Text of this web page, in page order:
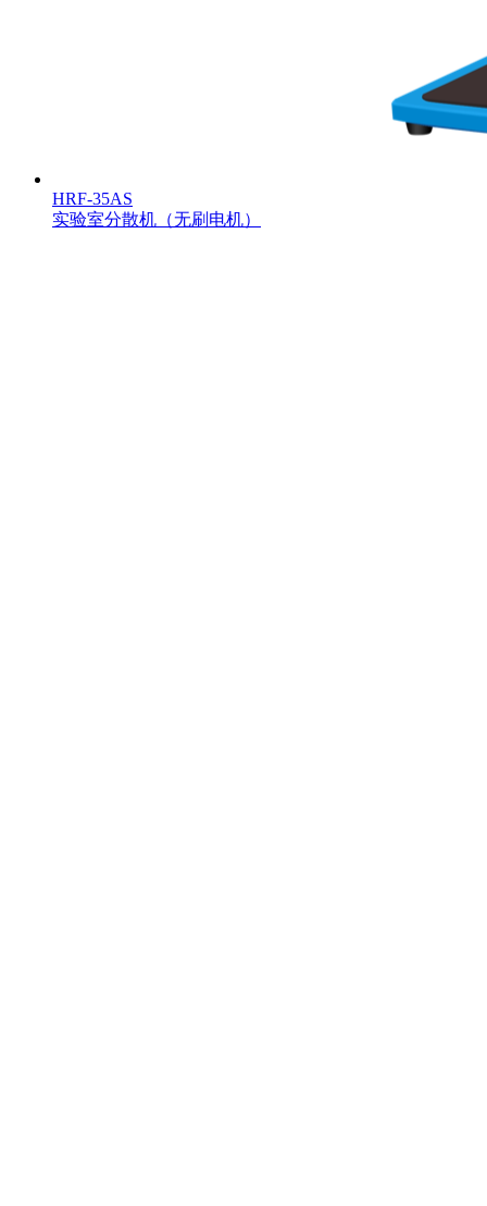
HRF-35AS
实验室分散机（无刷电机）